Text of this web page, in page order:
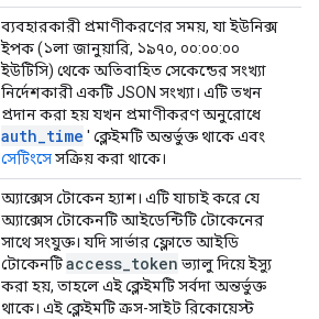
ব্যবহারকারী প্রমাণীকরণের সময়, যা ইউনিক্স
ইপক (১লা জানুয়ারি, ১৯৭০, ০০:০০:০০
ইউটিসি) থেকে অতিবাহিত সেকেন্ডের সংখ্যা
নির্দেশকারী একটি JSON সংখ্যা। এটি তখন
প্রদান করা হয় যখন প্রমাণীকরণ অনুরোধে
auth_time ' ক্লেইমটি অন্তর্ভুক্ত থাকে এবং
সেটিংসেসক্রিয় করা থাকে।
অ্যাক্সেস টোকেন হ্যাশ। এটি যাচাই করে যে
অ্যাক্সেস টোকেনটি আইডেন্টিটি টোকেনের
সাথে সংযুক্ত। যদি সার্ভার ফ্লোতে আইডি
টোকেনটিaccess token ভ্যালু দিয়ে ইস্যু
করা হয়, তাহলে এই ক্লেইমটি সর্বদা অন্তর্ভুক্ত
থাকে। এই ক্লেইমটি ক্রস-সাইট রিকোয়েস্ট